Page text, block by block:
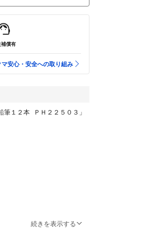
償有
マ安心・安全への取り組み
１２本 ＰＨ２２５０３」
続きを表示する